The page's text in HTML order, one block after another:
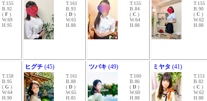
T.155
B.92
( F )
W.69
H.95
T.161
B.93
( D )
W.61
H.88
T.155
B.84
( C )
W.64
H.88
T.155
B.90
( C )
W.62
H.88
T.158
B.95
( G )
W.64
H.90
ヒグチ (45)
T.161
B.88
( D )
W.65
H.85
ツバキ (49)
T.160
B.86
( D )
W.60
H.88
ミヤタ (41)
T.151
B.82
( C )
W.62
H.88